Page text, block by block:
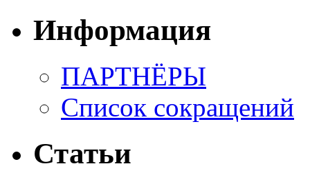
Информация
ПАРТНЁРЫ
Список сокращений
Статьи